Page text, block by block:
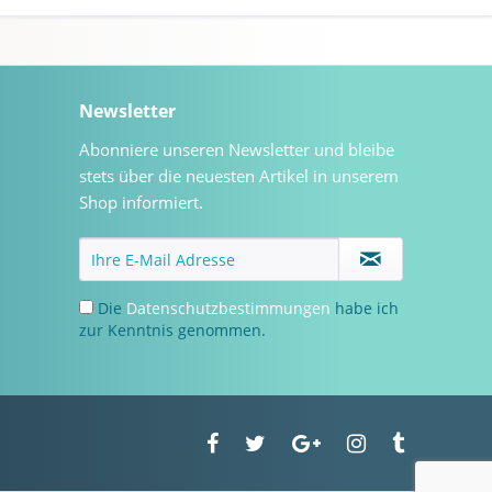
Newsletter
Abonniere unseren Newsletter und bleibe
stets über die neuesten Artikel in unserem
Shop informiert.
Die Datenschutzbestimmungen habe ich
zur Kenntnis genommen.